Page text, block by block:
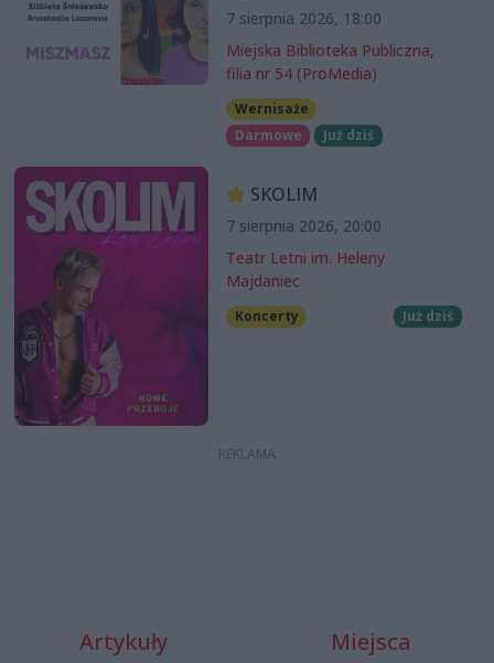
7 sierpnia 2026, 18:00
Miejska Biblioteka Publiczna,
filia nr 54 (ProMedia)
Wernisaże
Darmowe
Już dziś
SKOLIM
7 sierpnia 2026, 20:00
Teatr Letni im. Heleny
Majdaniec
Koncerty Już dziś
Artykuły Miejsca